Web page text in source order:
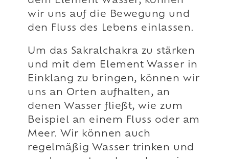
wir uns auf die Bewegung und
den Fluss des Lebens einlassen.
Um das Sakralchakra zu stärken
und mit dem Element Wasser in
Einklang zu bringen, können wir
uns an Orten aufhalten, an
denen Wasser fließt, wie zum
Beispiel an einem Fluss oder am
Meer. Wir können auch
regelmäßig Wasser trinken und